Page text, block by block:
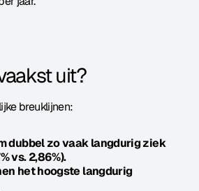
uit?
breuklijnen:
dubbel zo vaak langdurig ziek
vs. 2,86%).
het hoogste langdurig